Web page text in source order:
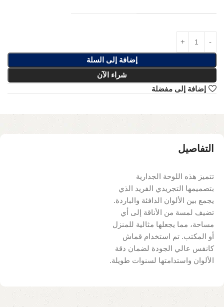
إضافة إلى السلة
شراء الآن
إضافة إلى مفضلة
التفاصيل
تتميز هذه اللوحة الجدارية
بتصميمها التجريدي الفريد الذي
يجمع بين الألوان الدافئة والباردة.
تضيف لمسة من الأناقة إلى أي
مساحة، مما يجعلها مثالية للمنزل
أو المكتب. تم استخدام قماش
كانفس عالي الجودة لضمان دقة
الألوان واستدامتها لسنوات طويلة.